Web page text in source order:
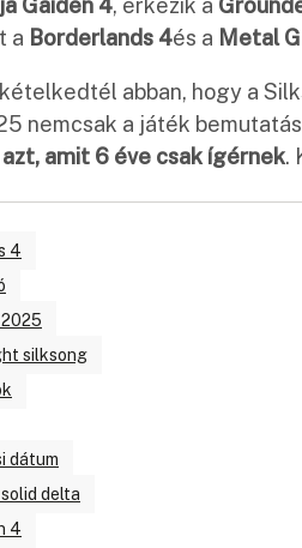
Gaiden 4, érkezik a
a Borderlands 4és a Metal
abban, hogy a
nemcsak a játék
amit 6 éve csak ígérnek.
4
silksong
dátum
delta
4